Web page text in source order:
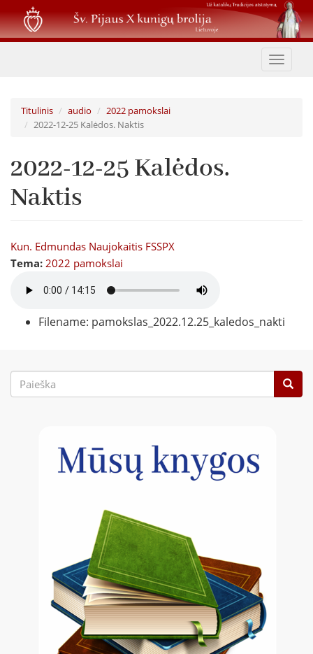
Pereiti
į
pagrindinį
Toggle
Titulinis audio
2022 pamokslai
2022-12-25 Kalėdos. Naktis
2022-12-25 Kalėdos.
Naktis
Kun. Edmundas Naujokaitis FSSPX
Tema: 2022 pamokslai
Filename: pamokslas_2022.12.25_kaledos_nakti
Paieškos